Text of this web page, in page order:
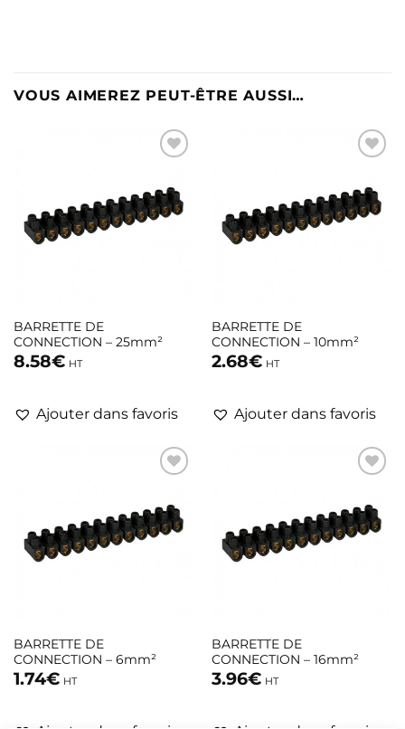
VOUS AIMEREZ PEUT-ÊTRE AUSSI…
BARRETTE DE
CONNECTION – 25mm²
8.58€ HT
Ajouter dans favoris
BARRETTE DE
CONNECTION – 10mm²
2.68€ HT
Ajouter dans favoris
BARRETTE DE
CONNECTION – 6mm²
1.74€ HT
BARRETTE DE
CONNECTION – 16mm²
3.96€ HT